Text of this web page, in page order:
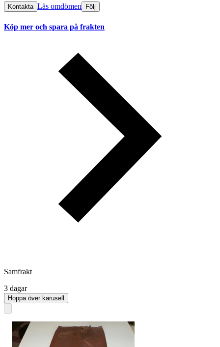
Kontakta Läs omdömen Följ
Köp mer och spara på frakten
Samfrakt
3 dagar
Hoppa över karusell